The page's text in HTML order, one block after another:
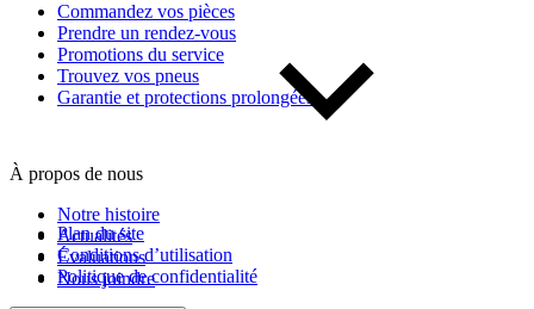
Commandez vos pièces
Prendre un rendez-vous
Promotions du service
Trouvez vos pneus
Garantie et protections prolongées
À propos de nous
Notre histoire
Actualités
Évaluations
Nous joindre
Plan du site
Conditions d’utilisation
Politique de confidentialité